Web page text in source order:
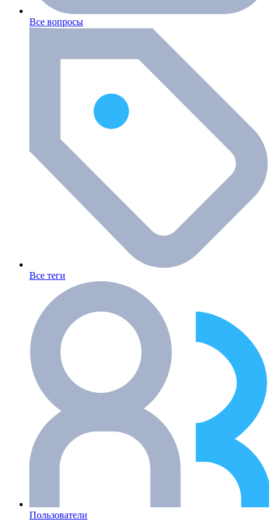
Все вопросы
Все теги
Пользователи